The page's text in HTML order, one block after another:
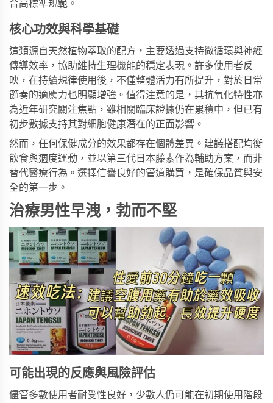
合高標準規範。
核心功效與科學基礎
這類源自天然植物萃取的配方，主要透過支持微循環與神經
傳導效率，協助維持生理機能的穩定表現。許多使用者反
映，在持續規律使用後，不僅整體活力有所提升，對於日常
節奏的適應力也明顯增強。值得注意的是，其抗氧化特性亦
為近年研究關注焦點，雖相關臨床證據仍在累積中，但已有
初步數據支持其對細胞健康潛在的正面影響。
然而，任何保健成分的效果都存在個體差異。建議搭配均衡
飲食與適度運動，並以第三代日本藤素作為輔助方案，而非
替代醫療行為。選擇信譽良好的管道購買，是確保品質與安
全的第一步。
治療男性早洩，勃而不堅
可能出現的反應與風險評估
儘管多數使用者耐受性良好，少數人仍可能在初期使用階段